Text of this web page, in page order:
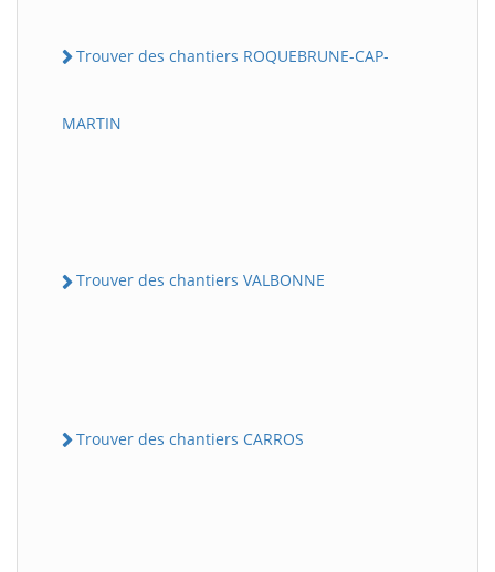
Trouver des chantiers ROQUEBRUNE-CAP-
MARTIN
Trouver des chantiers VALBONNE
Trouver des chantiers CARROS